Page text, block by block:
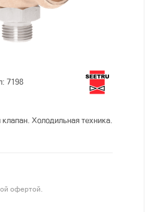
7198
Холодильная техника.
офертой.